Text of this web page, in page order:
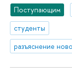
Поступающим
студенты
разъяснение